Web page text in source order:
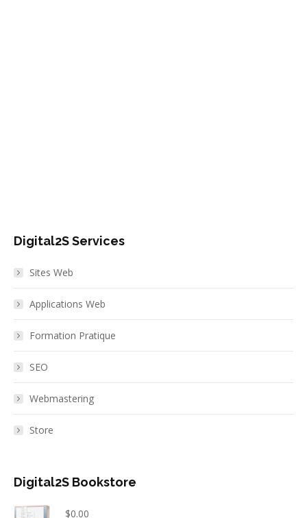
Digital2S Services
Sites Web
Applications Web
Formation Pratique
SEO
Webmastering
Store
Digital2S Bookstore
$0.00